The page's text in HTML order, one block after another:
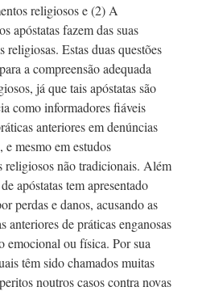
religiosos e (2) A
apóstatas fazem das suas
religiosas. Estas duas questões
a compreensão adequada
já que tais apóstatas são
como informadores fiáveis
anteriores em denúncias
mesmo em estudos
religiosos não tradicionais. Além
apóstatas tem apresentado
perdas e danos, acusando as
anteriores de práticas enganosas
emocional ou física. Por sua
têm sido chamados muitas
noutros casos contra novas